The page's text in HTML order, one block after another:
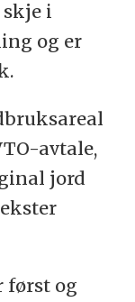
i
og er
avtale,
jord
først og